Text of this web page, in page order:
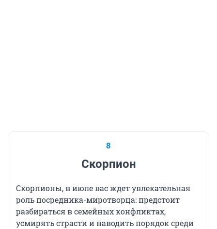
8
Скорпион
Скорпионы, в июле вас ждет увлекательная
роль посредника-миротворца: предстоит
разбираться в семейных конфликтах,
усмирять страсти и наводить порядок среди